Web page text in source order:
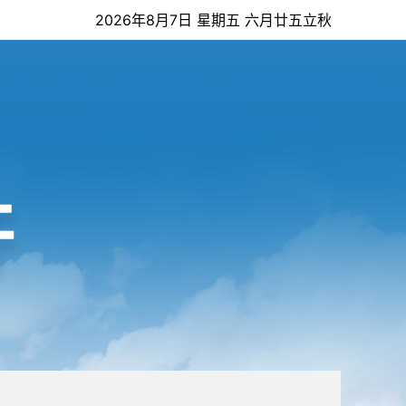
2026年8月7日 星期五 六月廿五立秋